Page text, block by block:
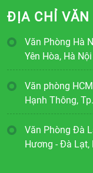
ĐỊA CHỈ VĂN
Văn Phòng Hà
Yên Hòa, Hà Nội
Văn phòng
Hạnh Thông,
Văn Phòng Đà
Hương - Đà